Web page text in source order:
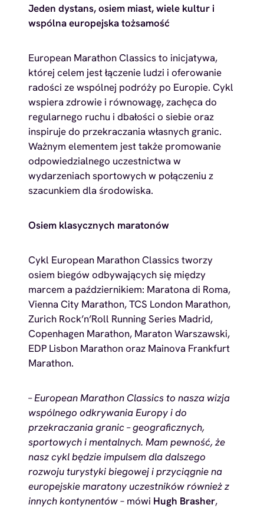
Jeden dystans, osiem miast, wiele kultur i
wspólna europejska tożsamość
European Marathon Classics to inicjatywa,
której celem jest łączenie ludzi i oferowanie
radości ze wspólnej podróży po Europie. Cykl
wspiera zdrowie i równowagę, zachęca do
regularnego ruchu i dbałości o siebie oraz
inspiruje do przekraczania własnych granic.
Ważnym elementem jest także promowanie
odpowiedzialnego uczestnictwa w
wydarzeniach sportowych w połączeniu z
szacunkiem dla środowiska.
Osiem klasycznych maratonów
Cykl European Marathon Classics tworzy
osiem biegów odbywających się między
marcem a październikiem: Maratona di Roma,
Vienna City Marathon, TCS London Marathon,
Zurich Rock’n’Roll Running Series Madrid,
Copenhagen Marathon, Maraton Warszawski,
EDP Lisbon Marathon oraz Mainova Frankfurt
Marathon.
– European Marathon Classics to nasza wizja
wspólnego odkrywania Europy i do
przekraczania granic – geograficznych,
sportowych i mentalnych. Mam pewność, że
nasz cykl będzie impulsem dla dalszego
rozwoju turystyki biegowej i przyciągnie na
europejskie maratony uczestników również z
innych kontynentów– mówi Hugh Brasher,